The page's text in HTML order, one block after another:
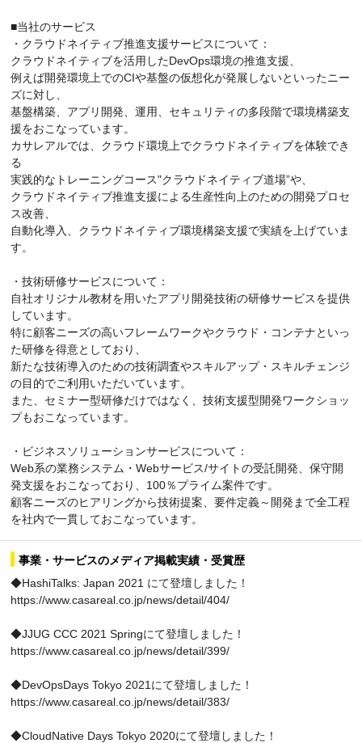
■当社のサービス
・クラウドネイティブ推進支援サービスについて：
クラウドネイティブを活用したDevOps環境の推進支援、
例えば開発環境上でのCIや基盤の仮想化が発展しないといったニー
ズに対し、
基盤構築、アプリ開発、運用、セキュリティの多段階で環境構築支
援をおこなっています。
カサレアルでは、クラウド環境上でクラウドネイティブを体験でき
る
実践的なトレーニングコース"クラウドネイティブ道場”や、
クラウドネイティブ推進支援による生産性向上のための開発プロセ
ス改善、
自動化導入、クラウドネイティブ環境構築支援で実績を上げていま
す。
・技術研修サービスについて：
自社オリジナル教材を用いたアプリ開発技術の研修サービスを提供
しています。
特に顧客ニーズの高いフレームワークやクラウド・コンテナといっ
た研修を得意としており、
新たな技術導入のための技術調査やスキルアップ・スキルチェンジ
の目的でご利用いただいています。
また、セミナー型研修だけではなく、技術支援型開発ワークショッ
プもおこなっています。
・ビジネスソリューションサービスについて：
Web系の業務システム・Webサービス/サイトの受託開発、保守開
発支援をおこなっており、100％プライム案件です。
顧客ニーズのヒアリングから技術提案、要件定義～開発まで全工程
を社内で一貫しておこなっています。
事業・サービスのメディア掲載実績・受賞歴
◆HashiTalks: Japan 2021 にて登壇しました！
https://www.casareal.co.jp/news/detail/404/
◆JJUG CCC 2021 Springにて登壇しました！
https://www.casareal.co.jp/news/detail/399/
◆DevOpsDays Tokyo 2021にて登壇しました！
https://www.casareal.co.jp/news/detail/383/
◆CloudNative Days Tokyo 2020にて登壇しました！